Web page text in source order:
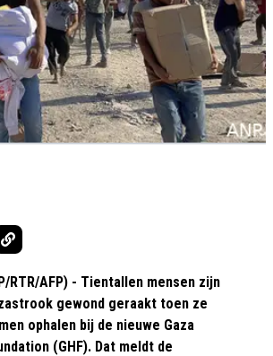
RTR/AFP) - Tientallen mensen zijn
gewond geraakt toen ze
ophalen bij de nieuwe Gaza
(GHF). Dat meldt de